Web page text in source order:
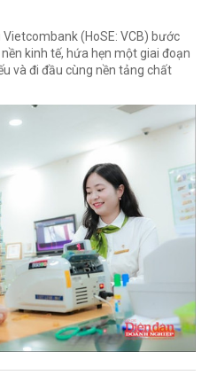
(HoSE: VCB) bước
kinh tế, hứa hẹn một giai đoạn
và đi đầu cùng nền tảng chất